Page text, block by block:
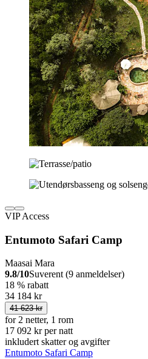
VIP Access
Entumoto Safari Camp
Maasai Mara
9.8/10Suverent (9 anmeldelser)
18 % rabatt
34 184 kr
41 623 kr
for 2 netter, 1 rom
17 092 kr per natt
inkludert skatter og avgifter
Entumoto Safari Camp